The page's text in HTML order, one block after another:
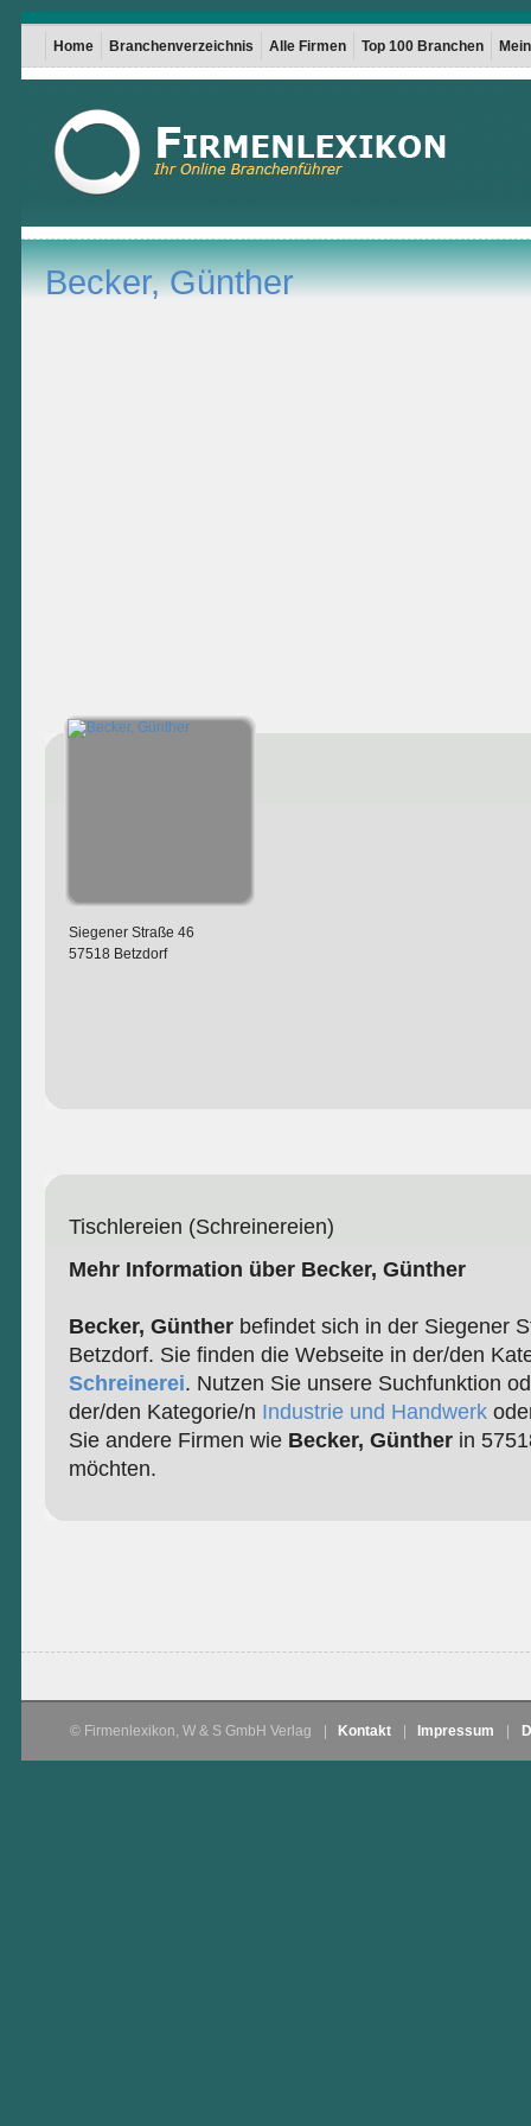
Home Branchenverzeichnis Alle Firmen Top 100 Branchen
Becker, Günther
Siegener Straße 46
57518 Betzdorf
Tischlereien (Schreinereien)
Mehr Information über Becker, Günther
Becker, Güntherbefindet sich in der Siegener
Betzdorf. Sie finden die Webseite in der/den
Schreinerei. Nutzen Sie unsere Suchfunktion
der/den Kategorie/n Industrie und Handwerk
Sie andere Firmen wie Becker, Güntherin
möchten.
© Firmenlexikon, W & S GmbH Verlag Kontakt Impressum